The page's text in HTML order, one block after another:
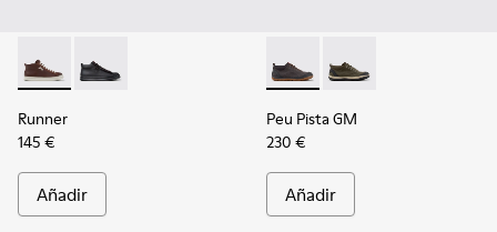
Runner - K300550-003 - Zapatillas de piel y nobuk
Runner - K300550-004
Runner
145 €
Añadir
Peu Pista GM - K300556-
Peu Pista GM -
Peu Pista GM
230 €
Añadir